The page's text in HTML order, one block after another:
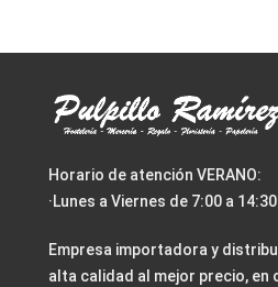
Horario de atención VERANO:
·Lunes a Viernes de 7:00 a 14:30
Empresa importadora y
alta calidad al mejor precio, en